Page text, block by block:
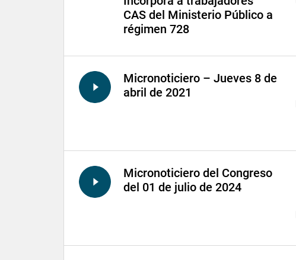
CAS del Ministerio Público a
régimen 728
Micronoticiero – Jueves 8 de
abril de 2021
Micronoticiero del Congreso
del 01 de julio de 2024